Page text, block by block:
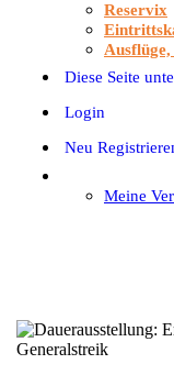
Reservix
Diese Seite
Login
Neu
Meine